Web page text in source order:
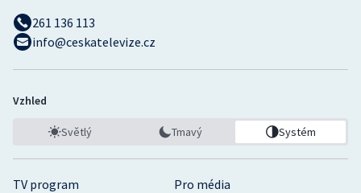
TV program Pro média
261 136 113
info@ceskatelevize.cz
Vzhled
Světlý Tmavý Systém